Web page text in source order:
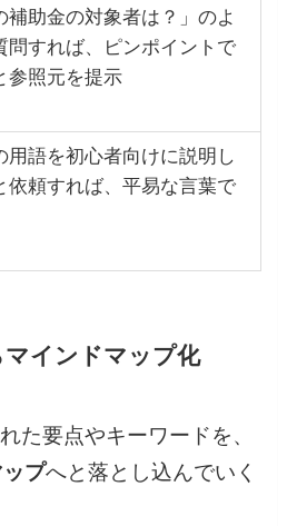
補助金の対象者は？」のよ
問すれば、ピンポイントで
参照元を提示
用語を初心者向けに説明し
依頼すれば、平易な言葉で
インドマップ化
た要点やキーワードを、
プへと落とし込んでいく